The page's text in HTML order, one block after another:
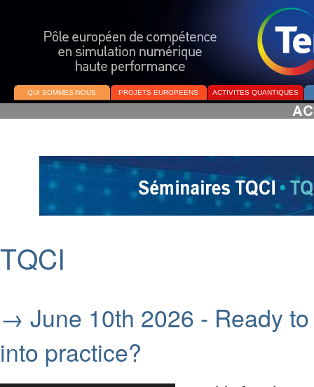
QUI SOMMES-NOUS PROJETS EUROPEENS ACTIVITES QUANTIQUES
TQCI
→ June 10th 2026 - Ready
into practice?